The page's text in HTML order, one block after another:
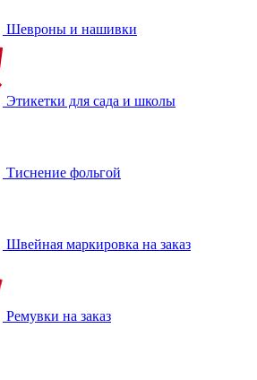
Шевроны и нашивки
Этикетки для сада и школы
Тиснение фольгой
Швейная маркировка на заказ
Ремувки на заказ